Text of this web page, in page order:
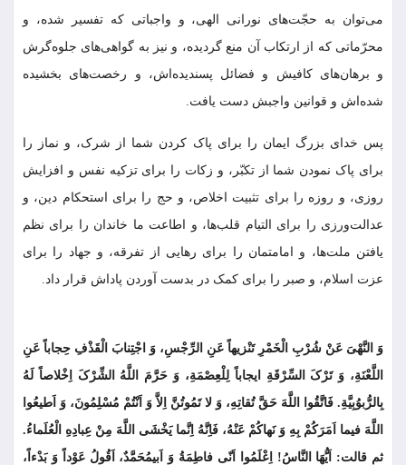
مى‏‌توان به حجّت‌هاى نورانى الهى، و واجباتى که تفسیر شده، و
محرّماتى که از ارتکاب آن منع گردیده، و نیز به گواهی‌هاى جلوه‏‌گرش
و برهان‌هاى کافیش و فضائل پسندیده‏‌اش، و رخصت‌هاى بخشیده
شده‏‌اش و قوانین واجبش دست یافت.
پس خداى بزرگ ایمان را براى پاک کردن شما از شرک، و نماز را
براى پاک نمودن شما از تکبّر، و زکات را براى تزکیه نفس و افزایش
روزى، و روزه را براى تثبیت اخلاص، و حج را براى استحکام دین، و
عدالت‏‌ورزى را براى التیام قلب‌ها، و اطاعت ما خاندان را براى نظم
یافتن ملت‌ها، و امامتمان را براى رهایى از تفرقه، و جهاد را براى
عزت اسلام، و صبر را براى کمک در بدست آوردن پاداش قرار داد.
وَ النَّهْىَ عَنْ شُرْبِ الْخَمْرِ تَنْزیهاً عَنِ الرِّجْسِ، وَ اجْتِنابَ الْقَذْفِ حِجاباً عَنِ
اللَّعْنَةِ، وَ تَرْکَ السِّرْقَةِ ایجاباً لِلْعِصْمَةِ، وَ حَرَّمَ اللَّهُ الشِّرْکَ اِخْلاصاً لَهُ
بِالرُّبوُبِیَّةِ. فَاتَّقُوا اللَّهَ حَقَّ تُقاتِهِ، وَ لا تَمُوتُنَّ اِلاَّ وَ اَنْتُمْ مُسْلِمُونَ، وَ اَطیعُوا
اللَّهَ فیما اَمَرَکُمْ بِهِ وَ نَهاکُمْ عَنْهُ، فَاِنَّهُ اِنَّما یَخْشَی اللَّهَ مِنْ عِبادِهِ الْعُلَماءُ.
ثم قالت: اَیُّهَا النَّاسُ! اِعْلَمُوا اَنّی فاطِمَةُ وَ اَبی‏مُحَمَّدٌ، اَقُولُ عَوْداً وَ بَدْءاً،